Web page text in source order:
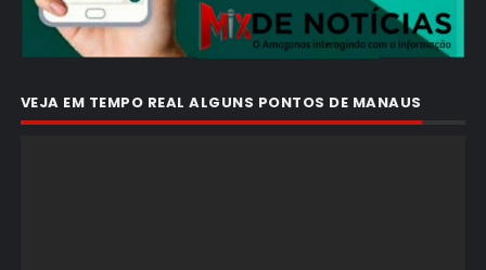
VEJA EM TEMPO REAL ALGUNS PONTOS DE MANAUS